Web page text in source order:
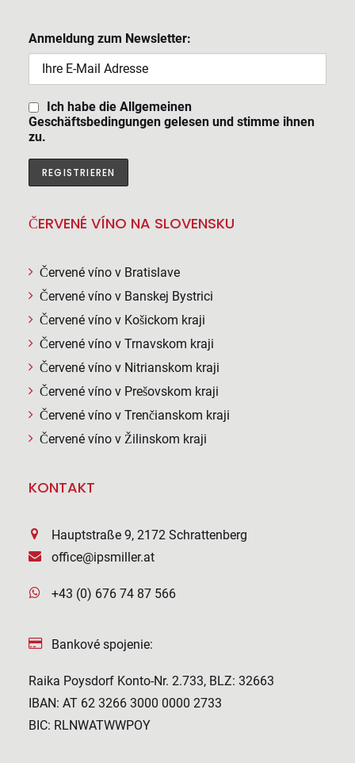
Anmeldung zum Newsletter:
Ich habe die Allgemeinen
Geschäftsbedingungen gelesen und stimme ihnen
zu.
ČERVENÉ VÍNO NA SLOVENSKU
Červené víno v Bratislave
Červené víno v Banskej Bystrici
Červené víno v Košickom kraji
Červené víno v Trnavskom kraji
Červené víno v Nitrianskom kraji
Červené víno v Prešovskom kraji
Červené víno v Trenčianskom kraji
Červené víno v Žilinskom kraji
KONTAKT
Hauptstraße 9, 2172 Schrattenberg
office@ipsmiller.at
+43 (0) 676 74 87 566
Bankové spojenie:
Raika Poysdorf Konto-Nr. 2.733, BLZ: 32663
IBAN: AT 62 3266 3000 0000 2733
BIC: RLNWATWWPOY